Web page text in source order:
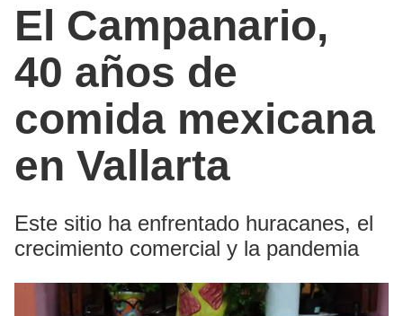
El Campanario,
40 años de
comida mexicana
en Vallarta
Este sitio ha enfrentado huracanes, el
crecimiento comercial y la pandemia